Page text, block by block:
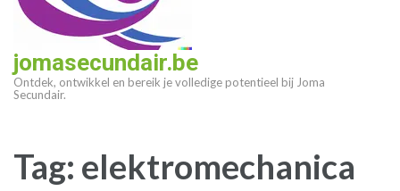
jomasecundair.be
Ontdek, ontwikkel en bereik je volledige potentieel bij Joma
Secundair.
Tag: elektromechanica